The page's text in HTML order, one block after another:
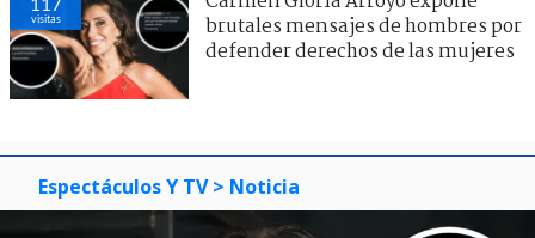
visitas
brutales mensajes de hombres por
defender derechos de las mujeres
Espectáculos Y TV > Noticia